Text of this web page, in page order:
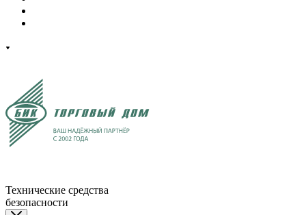
Технические средства
безопасности